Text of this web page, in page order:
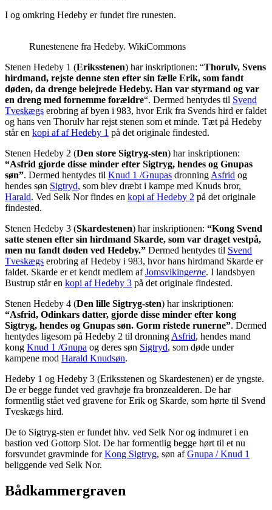
I og omkring Hedeby er fundet fire runesten.
Runestenene fra Hedeby. WikiCommons
Stenen Hedeby 1 (Eriksstenen) har inskriptionen: “Thorulv, Svens
hirdmand, rejste denne sten efter sin fælle Erik, som fandt
døden, da drenge belejrede Hedeby. Han var styrmand og var
en dreng med fornemme forældre“. Dermed hentydes til Svend
Tveskægs erobring af byen i 983, hvor Erik fra Svends hird er faldet
og hans ven Thorulv har rejst stenen som et minde. Tæt på Hedeby
står en kopi af af Hedeby 1 på det originale findested.
Stenen Hedeby 2 (Den store Sigtryg-sten) har inskriptionen:
“Asfrid gjorde disse minder efter Sigtryg, hendes og Gnupas
søn”. Dermed hentydes til Knud 1 /Gnupas dronning Asfrid og
hendes søn Sigtryd, som blev dræbt i kampe med Knuds bror,
Harald. Ved Selk Nor findes en kopi af Hedeby 2 på det originale
findested.
Stenen Hedeby 3 (Skardestenen) har inskriptionen: “Kong Svend
satte stenen efter sin hirdmand Skarde, som var draget vestpå,
men nu fandt døden ved Hedeby.” Dermed hentydes til Svend
Tveskægs erobring af Hedeby i 983, hvor hans hirdmand Skarde er
faldet. Skarde er et kendt medlem afJomsvikingerne. I landsbyen
Bustrup står en kopi af Hedeby 3 på det originale findested.
Stenen Hedeby 4 (Den lille Sigtryg-sten) har inskriptionen:
“Asfrid, Odinkars datter, gjorde disse minder efter kong
Sigtryg, hendes og Gnupas søn. Gorm ristede runerne”. Dermed
hentydes ligesom på Hedeby 2 til dronning Asfrid, hendes mand
kong Knud 1 /Gnupa og deres søn Sigtryd, som døde under
kampene mod Harald Knudsøn.
Hedeby 1 og Hedeby 3 (Eriksstenen og Skardestenen) er de yngste.
De er begge fundet ved gravhøje fra bronzealderen. De har
formentlig stået ved gravene for Erik og Skarde, som hørte til Svend
Tveskægs hird.
De to Sigtryg-sten er fundet hhv. ved Selk Nor og indmuret i en
bastion ved Gottorp Slot. De har formentlig begge hørt til et nu
forsvundet gravminde forKong Sigtryg, søn afGnupa / Knud 1
beliggende ved Selk Nor.
Bådkammergraven